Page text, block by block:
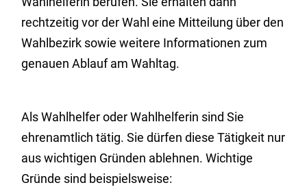
rechtzeitig vor der Wahl eine Mitteilung über den
Wahlbezirk sowie weitere Informationen zum
genauen Ablauf am Wahltag.
Als Wahlhelfer oder Wahlhelferin sind Sie
ehrenamtlich tätig. Sie dürfen diese Tätigkeit nur
aus wichtigen Gründen ablehnen.Wichtige
Gründe sind beispielsweise: